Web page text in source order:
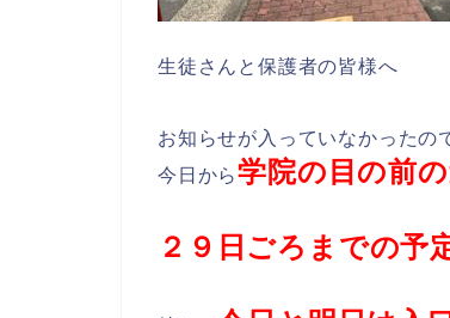
生徒さんと保護者の皆様へ
お知らせが入っていなかったの
今日から学院の目の前
２９日ごろまでの予